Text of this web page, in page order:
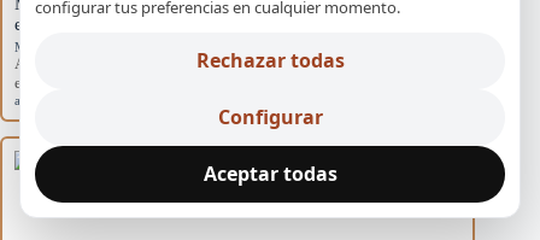
electrodomésticos
Mantenimiento preventivo
Aprende rutinas de mantenimiento para prevenir averías en tus
electrodomésticos y mejorar su eficiencia en…
averías
configurar tus preferencias en cualquier momento.
Rechazar todas
Configurar
Aceptar todas